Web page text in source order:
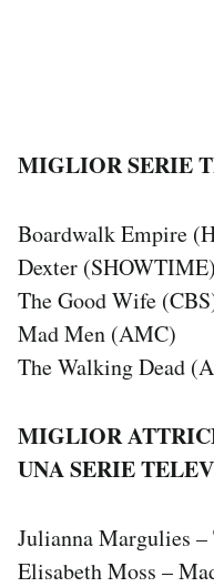
MIGLIOR SERIE
Boardwalk Empire
Dexter (SHOWTIME)
The Good Wife
Mad Men (AMC)
The Walking Dead
MIGLIOR
UNA SERIE
Julianna Margulies
Elisabeth Moss –